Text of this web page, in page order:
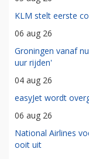
KLM stelt eerste
06 aug 26
Groningen vanaf
uur rijden'
04 aug 26
easyJet wordt
06 aug 26
National Airlines
ooit uit